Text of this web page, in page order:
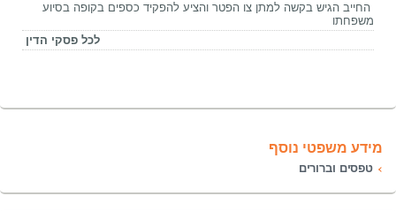
החייב הגיש בקשה למתן צו הפטר והציע להפקיד כספים בקופה בסיוע
משפחתו
לכל פסקי הדין
מידע משפטי נוסף
טפסים וברורים